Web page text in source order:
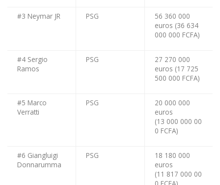
#3 Neymar JR PSG
56 360 000
euros (36 634
000 000 FCFA)
#4 Sergio
Ramos
PSG
27 270 000
euros (17 725
500 000 FCFA)
#5 Marco
Verratti
PSG
20 000 000
euros
(13 000 000 00
0 FCFA)
#6 Giangluigi
Donnarumma
PSG
18 180 000
euros
(11 817 000 00